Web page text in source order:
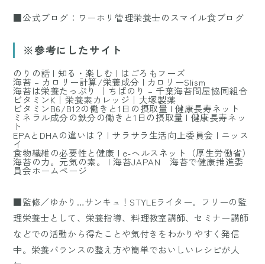
■公式ブログ：ワーホリ管理栄養士のスマイル食ブログ
※参考にしたサイト
のりの話 | 知る・楽しむ | はごろもフーズ
海苔 – カロリー計算/栄養成分 | カロリーSlism
海苔は栄養たっぷり ｜ちばのり – 千葉海苔問屋協同組合
ビタミンK｜栄養素カレッジ｜大塚製薬
ビタミンB6/B12の働きと1日の摂取量 | 健康長寿ネット
ミネラル成分の鉄分の働きと1日の摂取量 | 健康長寿ネッ
ト
EPAとDHAの違いは？ | サラサラ生活向上委員会 | ニッス
イ
食物繊維の必要性と健康 | e-ヘルスネット（厚生労働省）
海苔の力。元気の素。 | 海苔JAPAN 海苔で健康推進委
員会ホームページ
■監修／ゆかり…サンキュ！STYLEライター。フリーの監
理栄養士として、栄養指導、料理教室講師、セミナー講師
などでの活動から得たことや気付きをわかりやすく発信
中。栄養バランスの整え方や簡単でおいしいレシピが人